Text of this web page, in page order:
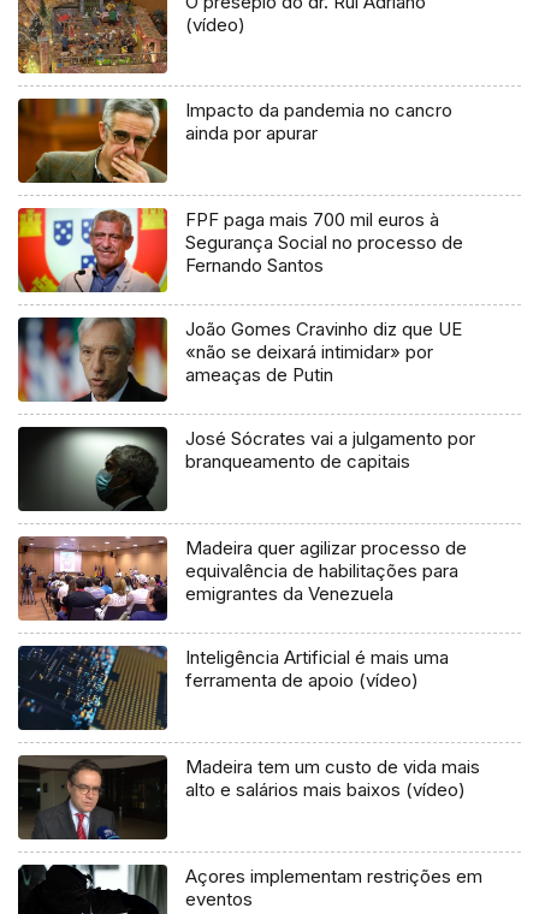
(vídeo)
Impacto da pandemia no cancro
ainda por apurar
FPF paga mais 700 mil euros à
Segurança Social no processo de
Fernando Santos
João Gomes Cravinho diz que UE
«não se deixará intimidar» por
ameaças de Putin
José Sócrates vai a julgamento por
branqueamento de capitais
Madeira quer agilizar processo de
equivalência de habilitações para
emigrantes da Venezuela
Inteligência Artificial é mais uma
ferramenta de apoio (vídeo)
Madeira tem um custo de vida mais
alto e salários mais baixos (vídeo)
Açores implementam restrições em
eventos